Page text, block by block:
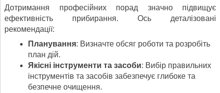
Дотримання професійних порад значно підвищує
ефективність прибирання. Ось деталізовані
рекомендації:
Планування: Визначте обсяг роботи та розробіть
план дій.
Якісні інструменти та засоби: Вибір правильних
інструментів та засобів забезпечує глибоке та
безпечне очищення.